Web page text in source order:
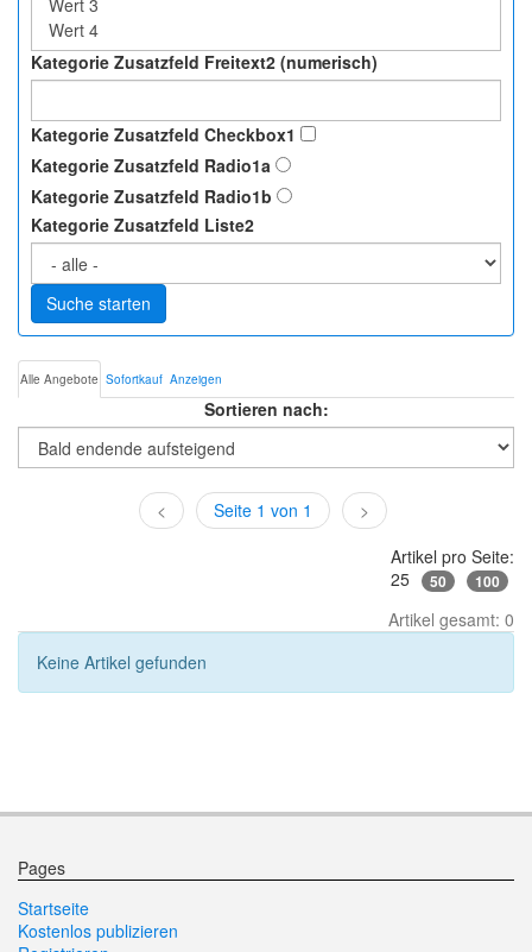
Kategorie Zusatzfeld Freitext2 (numerisch)
Kategorie Zusatzfeld Checkbox1
Kategorie Zusatzfeld Radio1a
Kategorie Zusatzfeld Radio1b
Kategorie Zusatzfeld Liste2
Suche starten
Alle Angebote Sofortkauf Anzeigen
Sortieren nach:
< Seite 1 von 1
>
Artikel pro Seite:
25
50 100
Artikel gesamt: 0
Keine Artikel gefunden
Pages
Startseite
Kostenlos publizieren